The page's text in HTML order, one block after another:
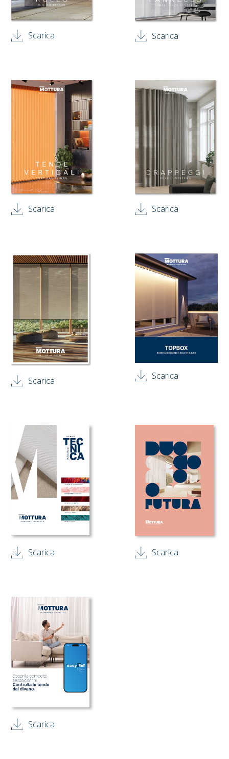
Scarica Scarica
Scarica Scarica
Scarica Scarica
Scarica Scarica
Scarica